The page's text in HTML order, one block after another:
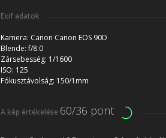
Exif adatok
Kamera: Canon Canon EOS 90D
Blende:f/8.0
Zársebesség: 1/1600
ISO: 125
Fókusztávolság: 150/1mm
A kép értékelése 60/36 pont